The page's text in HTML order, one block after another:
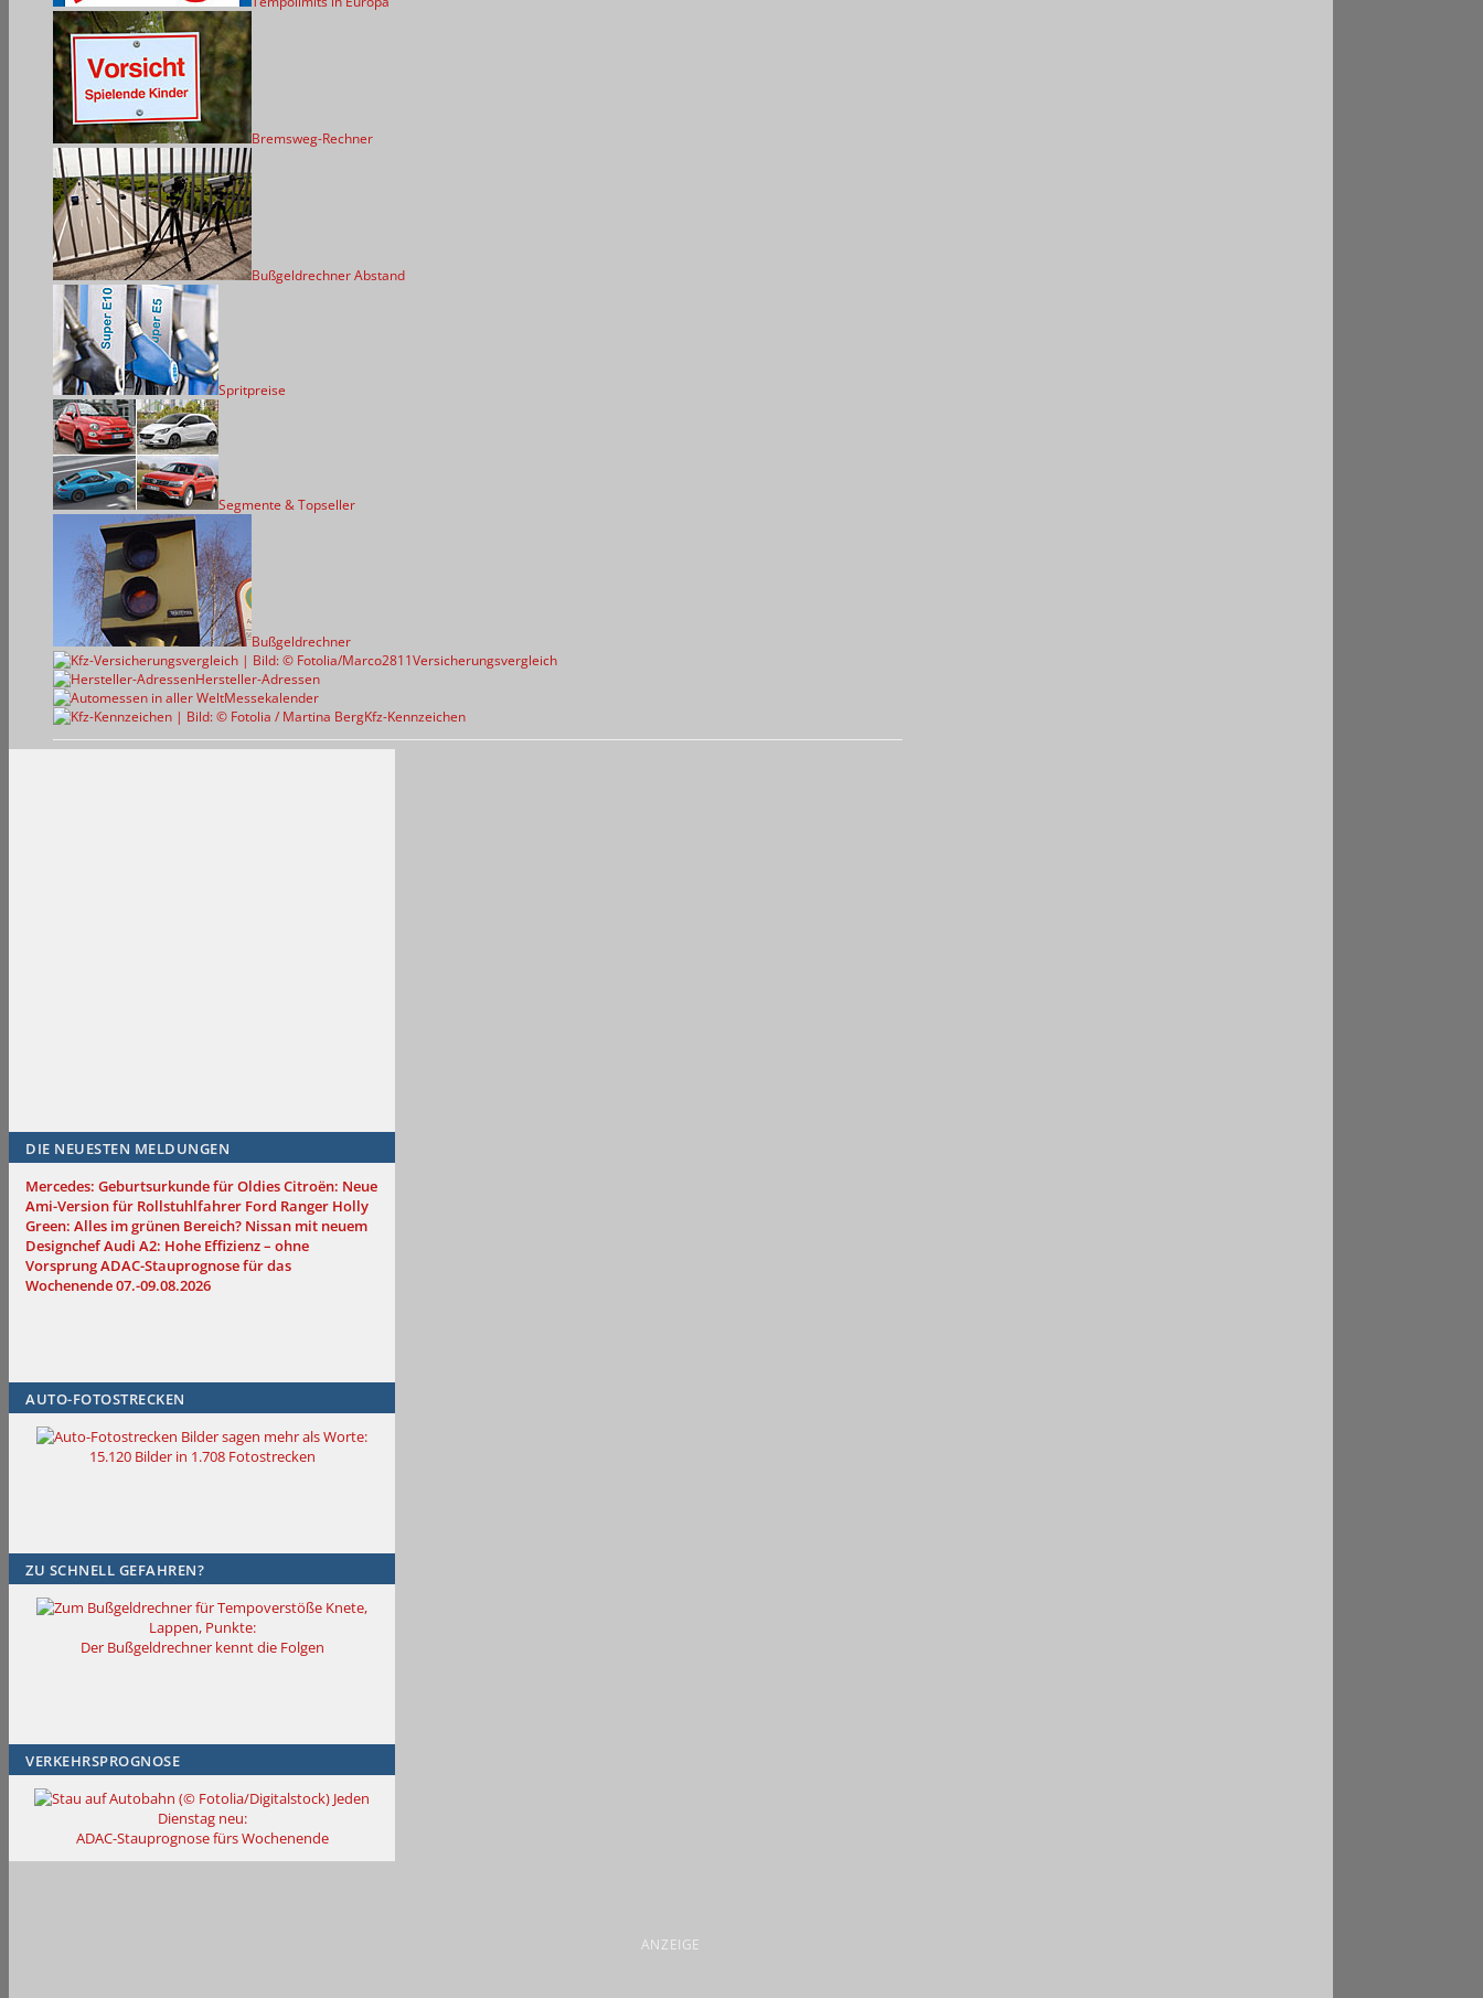
Bremsweg-Rechner
Bußgeldrechner Abstand
Spritpreise
Segmente & Topseller
Bußgeldrechner
Versicherungsvergleich
Hersteller-Adressen
Messekalender
Kfz-Kennzeichen
DIE NEUESTEN MELDUNGEN
Mercedes: Geburtsurkunde für OldiesCitroën: Neue
Ami-Version für Rollstuhlfahrer Ford Ranger Holly
Green: Alles im grünen Bereich? Nissan mit neuem
DesignchefAudi A2: Hohe Effizienz – ohne
VorsprungADAC-Stauprognose für das
Wochenende 07.-09.08.2026
AUTO-FOTOSTRECKEN
Bilder sagen mehr als Worte:
15.120 Bilder in 1.708 Fotostrecken
ZU SCHNELL GEFAHREN?
Knete,
Lappen, Punkte:
Der Bußgeldrechner kennt die Folgen
VERKEHRSPROGNOSE
Jeden
Dienstag neu:
ADAC-Stauprognose fürs Wochenende
ANZEIGE